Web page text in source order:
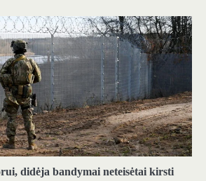
didėja bandymai neteisėtai kirsti